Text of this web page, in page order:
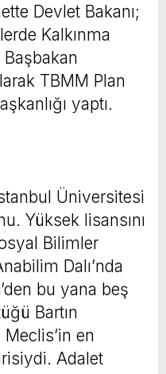
Devlet Bakanı;
Kalkınma
Başbakan
TBMM Plan
yaptı.
Üniversitesi
Yüksek lisansını
Bilimler
Dalı’nda
bu yana beş
Bartın
en
Adalet